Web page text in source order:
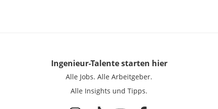
Ingenieur-Talentestarten hier
Alle Jobs. Alle Arbeitgeber.
Alle Insights und Tipps.